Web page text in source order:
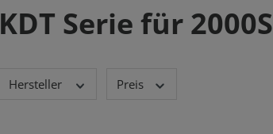
KDT Serie für 2000S
Hersteller Preis